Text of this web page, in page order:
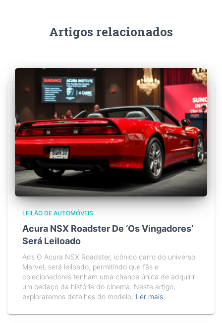
Artigos relacionados
LEILÃO DE AUTOMÓVEIS
Acura NSX Roadster De ‘Os Vingadores’
Será Leiloado
Ads O Acura NSX Roadster, icônico carro do universo
Marvel, será leiloado, permitindo que fãs e
colecionadores tenham uma chance única de adquirir
um pedaço da história do cinema. Neste artigo,
exploraremos detalhes do modelo, Ler mais